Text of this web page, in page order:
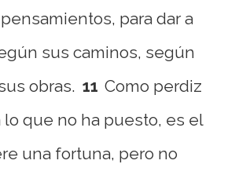
para dar a
sus caminos, según
obras. 11 Como perdiz
que no ha puesto, es el
una fortuna, pero no